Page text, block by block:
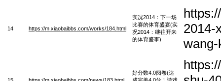
14 https://m.xiaobaibbs.com/works/184.html
实况2014：下一场
比赛的体育盛宴(实
况2014：继往开来
的体育盛事)
2014-
好分数4.0阅卷(达